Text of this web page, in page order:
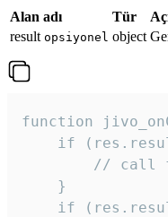
Alan adı Tür
result opsiyonel object
function
if
// call
    }
if